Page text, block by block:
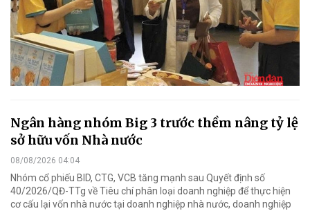
Ngân hàng nhóm Big 3 trước thềm nâng tỷ lệ
sở hữu vốn Nhà nước
08/08/2026 04:04
Nhóm cổ phiếu BID, CTG, VCB tăng mạnh sau Quyết định số
40/2026/QĐ-TTg về Tiêu chí phân loại doanh nghiệp để thực hiện
cơ cấu lại vốn nhà nước tại doanh nghiệp nhà nước, doanh nghiệp